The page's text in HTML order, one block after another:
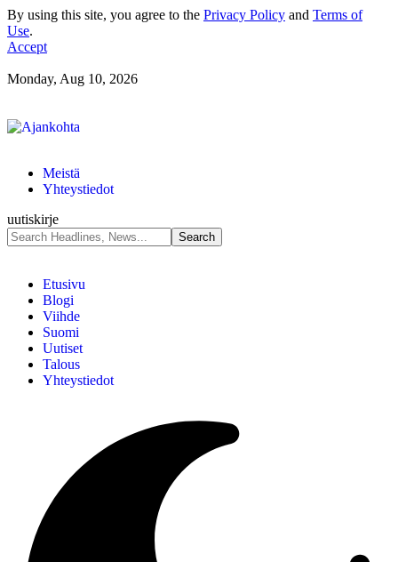
By using this site, you agree to the Privacy Policy and Terms of
Use.
Accept
Monday, Aug 10, 2026
Meistä
Yhteystiedot
uutiskirje
Etusivu
Blogi
Viihde
Suomi
Uutiset
Talous
Yhteystiedot